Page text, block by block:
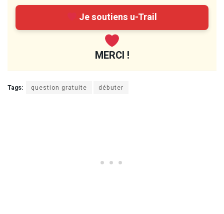
Je soutiens u-Trail
MERCI !
Tags: question gratuite débuter